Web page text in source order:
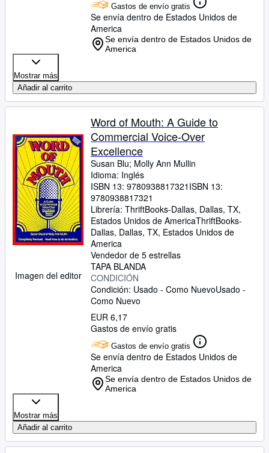
Gastos de envío gratis
Se envía dentro de Estados Unidos de
America
Se envía dentro de Estados Unidos de
America
Mostrar más
Añadir al carrito
Imagen del editor
Word of Mouth: A Guide to
Commercial Voice-Over
Excellence
Susan Blu; Molly Ann Mullin
Idioma: Inglés
ISBN 13: 9780938817321 ISBN 13:
9780938817321
Librería: ThriftBooks-Dallas, Dallas, TX,
Estados Unidos de AmericaThriftBooks-
Dallas, Dallas, TX, Estados Unidos de
America
Vendedor de 5 estrellas
TAPA BLANDA
CONDICIÓN
Condición: Usado - Como NuevoUsado -
Como Nuevo
EUR 6,17
Gastos de envío gratis
Gastos de envío gratis
Se envía dentro de Estados Unidos de
America
Se envía dentro de Estados Unidos de
America
Mostrar más
Añadir al carrito